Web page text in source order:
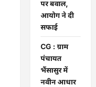
पर बवाल,
आयोग ने दी
सफाई
CG : ग्राम
पंचायत
भैंसासुर में
नवीन आधार